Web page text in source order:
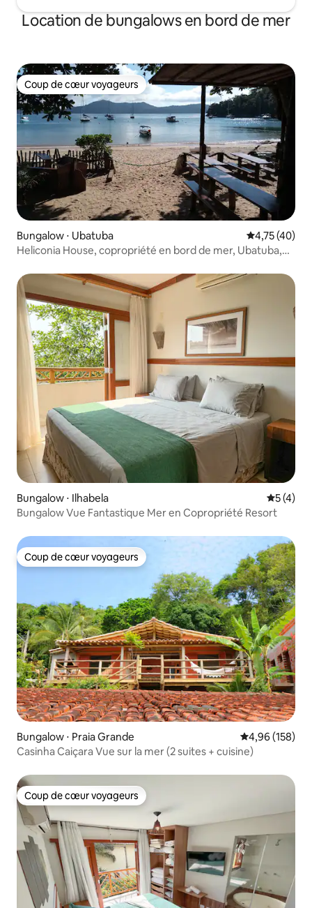
Location de bungalows en bord de mer
Coup de cœur voyageurs
Coup de cœur voyageurs
Bungalow ⋅ Ubatuba Évaluation
4,75 (40)
Heliconia House, copropriété en bord de mer, Ubatuba,
Bungalow ⋅ Ilhabela
5 (4)
Bungalow Vue Fantastique Mer en Copropriété Resort
Coup de cœur voyageurs
Coup de cœur voyageurs
Bungalow ⋅ Praia Grande Évaluation
4,96 (158)
Casinha Caiçara Vue sur la mer (2 suites + cuisine)
Coup de cœur voyageurs
Coup de cœur voyageurs